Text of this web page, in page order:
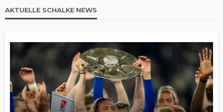
AKTUELLE SCHALKE NEWS